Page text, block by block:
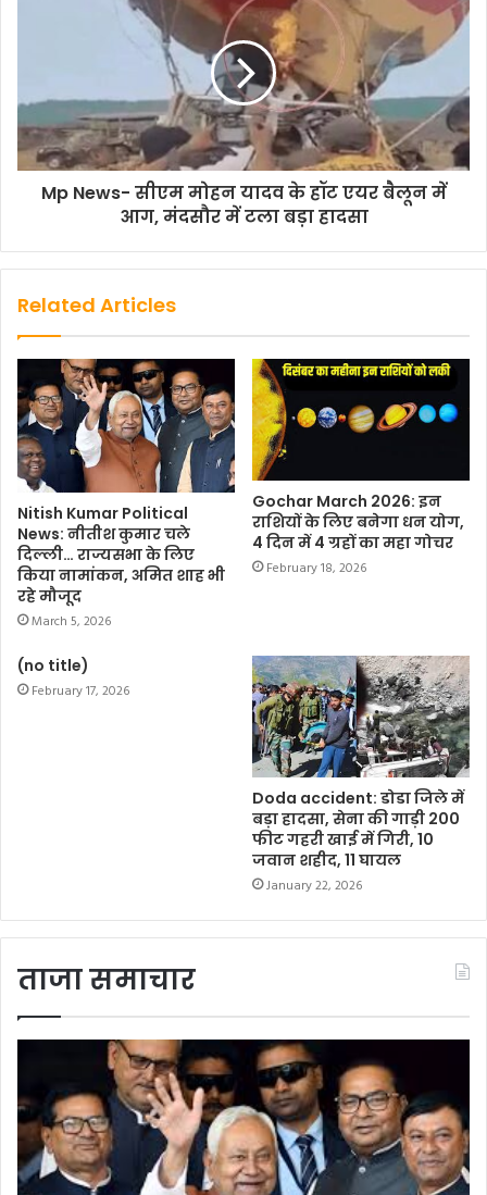
Mp News- सीएम मोहन यादव के हॉट एयर बैलून में
आग, मंदसौर में टला बड़ा हादसा
Related Articles
Nitish Kumar Political
News: नीतीश कुमार चले
दिल्ली… राज्यसभा के लिए
किया नामांकन, अमित शाह भी
रहे मौजूद
March 5, 2026
Gochar March 2026: इन
राशियों के लिए बनेगा धन योग,
4 दिन में 4 ग्रहों का महा गोचर
February 18, 2026
(no title)
February 17, 2026
Doda accident: डोडा जिले में
बड़ा हादसा, सेना की गाड़ी 200
फीट गहरी खाई में गिरी, 10
जवान शहीद, 11 घायल
January 22, 2026
ताजा समाचार